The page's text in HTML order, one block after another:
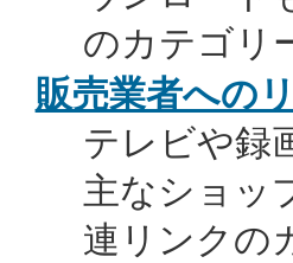
のカテゴリ
販売業者への
テレビや録
主なショッ
連リンクの